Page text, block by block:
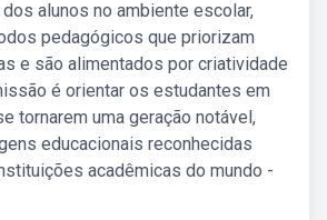
alunos no ambiente escolar,
pedagógicos que priorizam
e são alimentados por criatividade
é orientar os estudantes em
tornarem uma geração notável,
educacionais reconhecidas
acadêmicas do mundo -